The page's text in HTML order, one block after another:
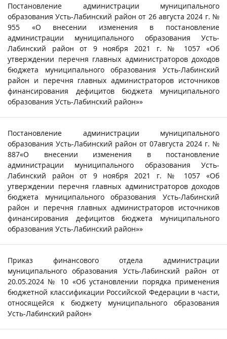
Постановление администрации муниципального
образования Усть-Лабинский район от 26 августа 2024 г. №
955 «О внесении изменения в постановление
администрации муниципального образования Усть-
Лабинский район от 9 ноября 2021 г. № 1057 «Об
утверждении перечня главных администраторов доходов
бюджета муниципального образования Усть-Лабинский
район и перечня главных администраторов источников
финансирования дефицитов бюджета муниципального
образования Усть-Лабинский район»»
Постановление администрации муниципального
образования Усть-Лабинский район от 07августа 2024 г. №
887«О внесении изменения в постановление
администрации муниципального образования Усть-
Лабинский район от 9 ноября 2021 г. № 1057 «Об
утверждении перечня главных администраторов доходов
бюджета муниципального образования Усть-Лабинский
район и перечня главных администраторов источников
финансирования дефицитов бюджета муниципального
образования Усть-Лабинский район»»
Приказ финансового отдела администрации
муниципального образования Усть-Лабинский район от
20.05.2024 № 10 «Об установлении порядка применения
бюджетной классификации Российской Федерации в части,
относящейся к бюджету муниципального образования
Усть-Лабинский район»